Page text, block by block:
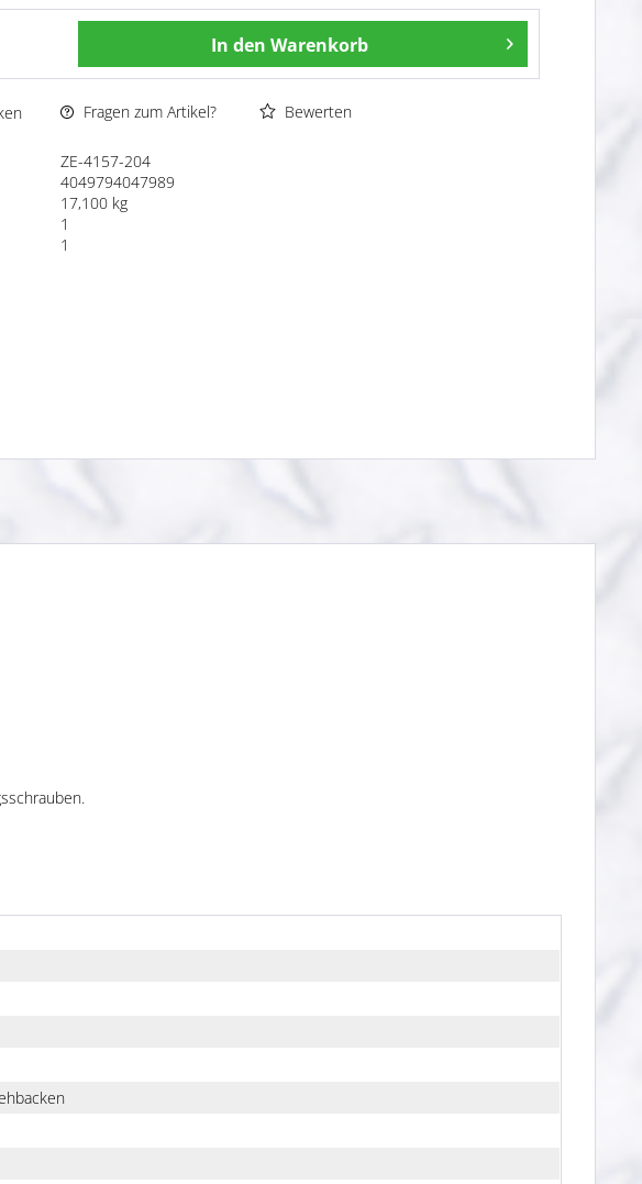
In den Warenkorb
Fragen zum Artikel? Bewerten
ZE-4157-204
4049794047989
17,100 kg
1
1